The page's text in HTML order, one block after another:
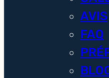
AVIS
FAQ